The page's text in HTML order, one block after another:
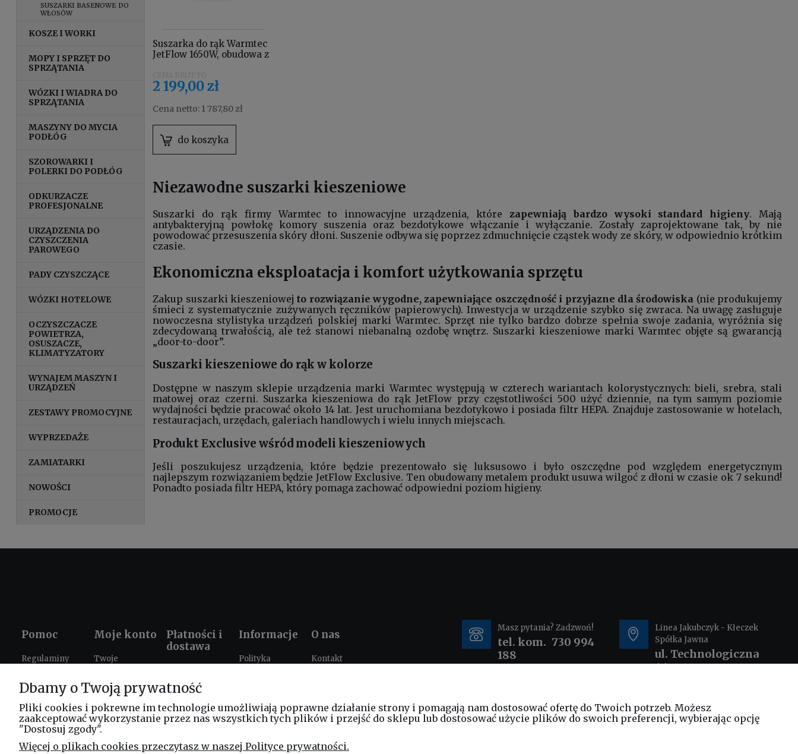
SUSZARKI BASENOWE DO
WŁOSÓW
KOSZE I WORKI
MOPY I SPRZĘT DO
SPRZĄTANIA
WÓZKI I WIADRA DO
SPRZĄTANIA
MASZYNY DO MYCIA
PODŁÓG
SZOROWARKI I
POLERKI DO PODŁÓG
ODKURZACZE
PROFESJONALNE
URZĄDZENIA DO
CZYSZCZENIA
PAROWEGO
PADY CZYSZCZĄCE
WÓZKI HOTELOWE
OCZYSZCZACZE
POWIETRZA,
OSUSZACZE,
KLIMATYZATORY
WYNAJEM MASZYN I
URZĄDZEŃ
ZESTAWY PROMOCYJNE
WYPRZEDAŻE
ZAMIATARKI
NOWOŚCI
PROMOCJE
Suszarka do rąk Warmtec
JetFlow 1650W, obudowa z
2 199,00 zł
Cena netto: 1 787,80 zł
do koszyka
Niezawodne suszarki kieszeniowe
Suszarki do rąk firmy Warmtec to innowacyjne urządzenia, które zapewniają bardzo wysoki standard higieny. Mają
antybakteryjną powłokę komory suszenia oraz bezdotykowe włączanie i wyłączanie. Zostały zaprojektowane tak, by nie
powodować przesuszenia skóry dłoni. Suszenie odbywa się poprzez zdmuchnięcie cząstek wody ze skóry, w odpowiednio krótkim
czasie.
Ekonomiczna eksploatacja i komfort użytkowania sprzętu
Zakup suszarki kieszeniowejto rozwiązanie wygodne, zapewniające oszczędność i przyjazne dla środowiska (nie produkujemy
śmieci z systematycznie zużywanych ręczników papierowych). Inwestycja w urządzenie szybko się zwraca. Na uwagę zasługuje
nowoczesna stylistyka urządzeń polskiej marki Warmtec. Sprzęt nie tylko bardzo dobrze spełnia swoje zadania, wyróżnia się
zdecydowaną trwałością, ale też stanowi niebanalną ozdobę wnętrz. Suszarki kieszeniowe marki Warmtec objęte są gwarancją
„door-to-door”.
Suszarki kieszeniowe do rąk w kolorze
Dostępne w naszym sklepie urządzenia marki Warmtec występują w czterech wariantach kolorystycznych: bieli, srebra, stali
matowej oraz czerni. Suszarka kieszeniowa do rąk JetFlow przy częstotliwości 500 użyć dziennie, na tym samym poziomie
wydajności będzie pracować około 14 lat. Jest uruchomiana bezdotykowo i posiada filtr HEPA. Znajduje zastosowanie w hotelach,
restauracjach, urzędach, galeriach handlowych i wielu innych miejscach.
Produkt Exclusive wśród modeli kieszeniowych
Jeśli poszukujesz urządzenia, które będzie prezentowało się luksusowo i było oszczędne pod względem energetycznym
najlepszym rozwiązaniem będzie JetFlow Exclusive. Ten obudowany metalem produkt usuwa wilgoć z dłoni w czasie ok 7 sekund!
Ponadto posiada filtr HEPA, który pomaga zachować odpowiedni poziom higieny.
Pomoc
Regulaminy
plików cookies
Zwroty i
reklamacje
FAQ
Moje konto
Twoje
Ustawienia
konta
Płatności i
dostawa
Czas i koszty
Informacje
Polityka
szkolenia
Program
Leasing
O nas
Kontakt
Masz pytania? Zadzwoń!
tel. kom. 730 994
188
Linea Jakubczyk - Kłeczek
Spółka Jawna
ul. Technologiczna
44
sklep@elinea.com.pl
Dbamy o Twoją prywatność
Pliki cookies i pokrewne im technologie umożliwiają poprawne działanie strony i pomagają nam dostosować ofertę do Twoich potrzeb. Możesz
zaakceptować wykorzystanie przez nas wszystkich tych plików i przejść do sklepu lub dostosować użycie plików do swoich preferencji, wybierając opcję
"Dostosuj zgody".
Więcej o plikach cookies przeczytasz w naszej Polityce prywatności.